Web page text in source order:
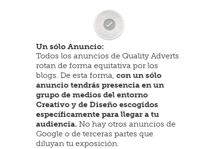
Un sólo Anuncio:
Todos los anuncios de Quality Adverts
rotan de forma equitativa por los
blogs. De esta forma, con un sólo
anuncio tendrás presencia en un
grupo de medios del entorno
Creativo y de Diseño escogidos
específicamente para llegar a tu
audiencia. No hay otros anuncios de
Google o de terceras partes que
diluyan tu exposición.